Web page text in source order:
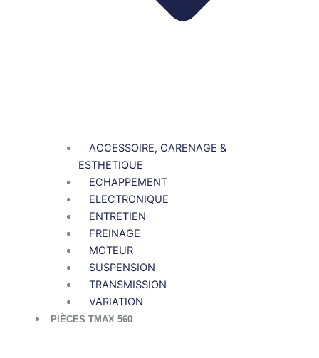
ACCESSOIRE, CARENAGE &
ESTHETIQUE
ECHAPPEMENT
ELECTRONIQUE
ENTRETIEN
FREINAGE
MOTEUR
SUSPENSION
TRANSMISSION
VARIATION
PIÈCES TMAX 560